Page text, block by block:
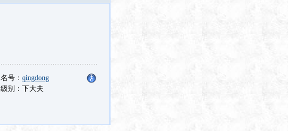
名号： qingdong
级别：下大夫